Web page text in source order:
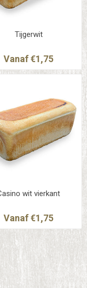
Tijgerwit
Vanaf €1,75
wit vierkant
Vanaf €1,75